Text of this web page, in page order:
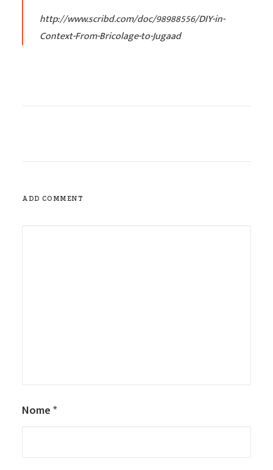
http://www.scribd.com/doc/98988556/DIY-in-
Context-From-Bricolage-to-Jugaad
ADD COMMENT
Nome*